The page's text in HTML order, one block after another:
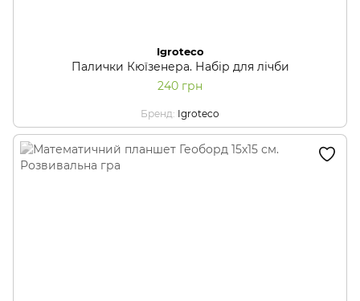
Igroteco
Палички Кюїзенера. Набір для лічби
240 грн
Бренд Igroteco